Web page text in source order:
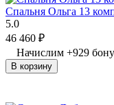
Спальня Ольга 13
5.0
46 460 ₽
Начислим +929
В корзину